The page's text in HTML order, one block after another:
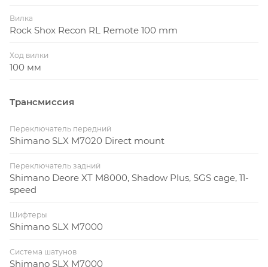
Вилка
Rock Shox Recon RL Remote 100 mm
Ход вилки
100 мм
Трансмиссия
Переключатель передний
Shimano SLX M7020 Direct mount
Переключатель задний
Shimano Deore XT M8000, Shadow Plus, SGS cage, 11-
speed
Шифтеры
Shimano SLX M7000
Система шатунов
Shimano SLX M7000